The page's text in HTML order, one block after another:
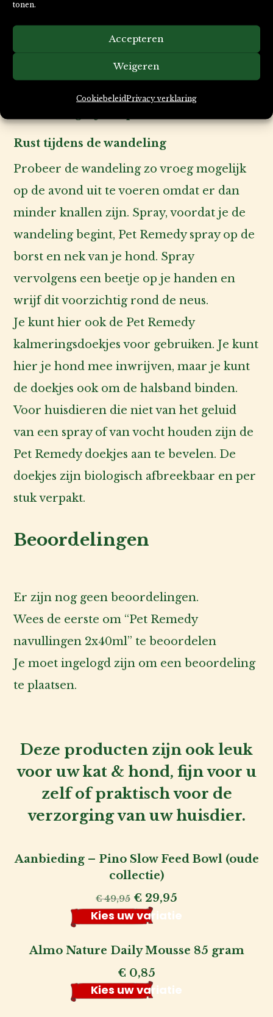
tonen.
Accepteren
Weigeren
CookiebeleidPrivacy verklaring
en ontspannen gevoel te creëren. Geef je
huisdier de ruimte om zich te kunnen
Sluit gordijnen, laat licht branden en zet
de radio of tv aan. Maskeer op die manier
Rust tijdens de wandeling
Probeer de wandeling zo vroeg mogelijk
op de avond uit te voeren omdat er dan
minder knallen zijn. Spray, voordat je de
wandeling begint, Pet Remedy spray op de
borst en nek van je hond. Spray
vervolgens een beetje op je handen en
wrijf dit voorzichtig rond de neus.
Je kunt hier ook de Pet Remedy
kalmeringsdoekjes voor gebruiken. Je kunt
hier je hond mee inwrijven, maar je kunt
de doekjes ook om de halsband binden.
Voor huisdieren die niet van het geluid
van een spray of van vocht houden zijn de
Pet Remedy doekjes aan te bevelen. De
doekjes zijn biologisch afbreekbaar en per
stuk verpakt.
Beoordelingen
Er zijn nog geen beoordelingen.
Wees de eerste om “Pet Remedy
navullingen 2x40ml” te beoordelen
Je moetingelogd zijn om een beoordeling
te plaatsen.
Deze producten zijn ook leuk
voor uw kat & hond, fijn voor u
zelf of praktisch voor de
verzorging van uw huisdier.
Aanbieding – Pino Slow Feed Bowl (oude
collectie)
€49,95 Oorspronkelijke
prijs
was:
€ 49,95.
€ 29,95
prijs
€ 29,95.
Kies uw variatie
Almo Nature Daily Mousse 85 gram
€ 0,85
Kies uw variatie